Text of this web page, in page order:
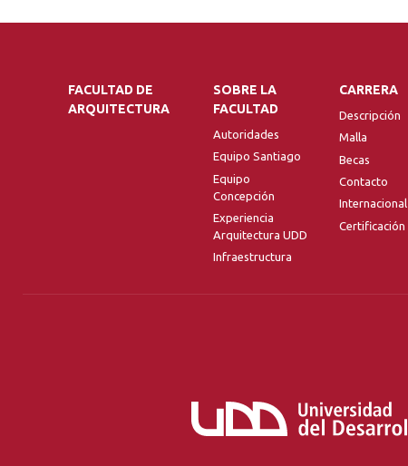
FACULTAD DE
ARQUITECTURA
SOBRE LA
FACULTAD
Autoridades
Equipo Santiago
Equipo
Concepción
Experiencia
Arquitectura UDD
Infraestructura
CARRERA
Descripción
Malla
Becas
Contacto
Internacional
Certificación